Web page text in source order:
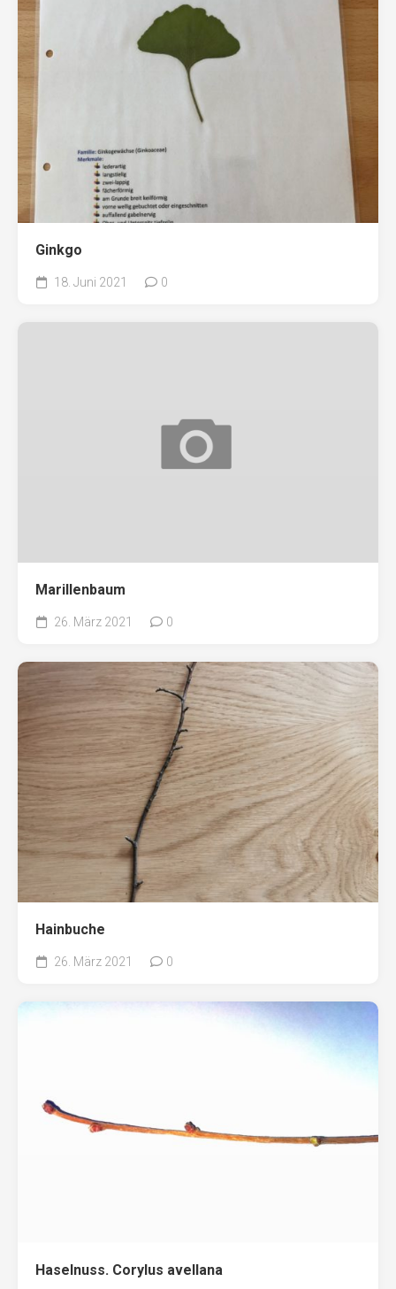
Ginkgo
18. Juni 2021 0
Marillenbaum
26. März 2021 0
Hainbuche
26. März 2021 0
Haselnuss. Corylus avellana